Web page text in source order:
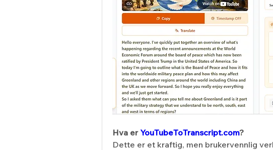
Hva er YouTubeToTranscript.com?
Dette er et kraftig, men brukervennlig